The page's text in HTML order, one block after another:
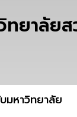
ทยาลัย
มหาวิทยาลัย